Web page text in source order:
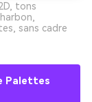
tons
sans cadre
Palettes